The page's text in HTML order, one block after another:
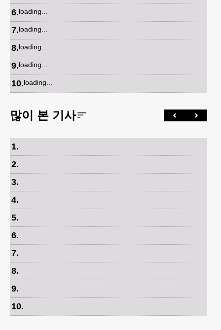
6.loading...
7.loading...
8.loading...
9.loading...
10.loading...
많이 본 기사
1.
2.
3.
4.
5.
6.
7.
8.
9.
10.